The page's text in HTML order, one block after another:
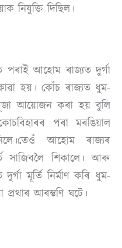
নিযুক্তি দিছিল।
পৰাই আহোম ৰাজ্যত দুৰ্গা
হয়। কোঁচ ৰাজ্যত ধুম-
পূজা আয়োজন কৰা হয় বুলি
পৰা মৰঙিয়াল
আহোম ৰাজ্যৰ
সাজিবলৈ শিকালে। আৰু
মূৰ্তি নিৰ্মাণ কৰি ধুম-
আৰম্ভণি ঘটে।